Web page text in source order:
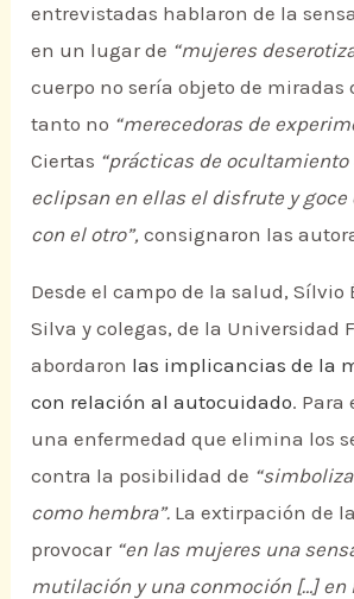
entrevistadas hablaron de la
en un lugar de “mujeres
cuerpo no sería objeto de miradas
tanto no “merecedoras de
Ciertas “prácticas de ocultamiento
eclipsan en ellas el disfrute y goce
con el otro”, consignaron las
Desde el campo de la salud, Sílvio
Silva y colegas, de la Universidad
abordaron las implicancias de la
con relación al autocuidado. Para
una enfermedad que elimina los
contra la posibilidad de
como hembra”. La extirpación de
provocar “en las mujeres una
mutilación y una conmoción […] en